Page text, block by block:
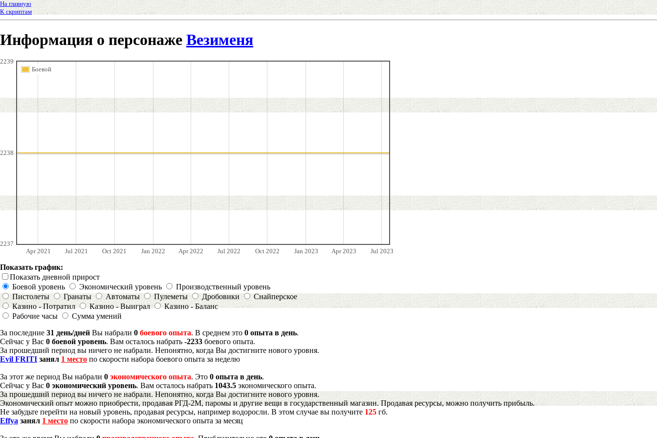
На главную
К скриптам
Информация о персонаже Везименя
Apr 2021 Jul 2021 Oct 2021 Jan 2022 Apr 2022 Jul 2022 Oct 2022 Jan 2023 Apr 2023 Jul 2023
2237
2238
2239
Боевой
Показать график:
Показать дневной прирост
Боевой уровень
Экономический уровень
Производственный уровень
Пистолеты
Гранаты Автоматы Пулеметы Дробовики
Снайперское
Казино - Потратил
Казино - Выиграл
Казино - Баланс
Рабочие часы
Сумма умений
За последние 31 день/дней Вы набрали 0 боевого опыта. В среднем это 0 опыта в день.
Сейчас у Вас 0 боевой уровень. Вам осталось набрать -2233 боевого опыта.
За прошедший период вы ничего не набрали. Непонятно, когда Вы достигните нового уровня.
Evil FRITI занял 1 место по скорости набора боевого опыта за неделю
За этот же период Вы набрали 0 экономического опыта. Это 0 опыта в день.
Сейчас у Вас 0 экономический уровень. Вам осталось набрать 1043.5 экономического опыта.
За прошедший период вы ничего не набрали. Непонятно, когда Вы достигните нового уровня.
Экономический опыт можно приобрести, продавая РГД-2М, паромы и другие вещи в государственный магазин. Продавая ресурсы, можно получить прибыль.
Не забудьте перейти на новый уровень, продавая ресурсы, например водоросли. В этом случае вы получите 125 гб.
Effya занял 1 место по скорости набора экономического опыта за месяц